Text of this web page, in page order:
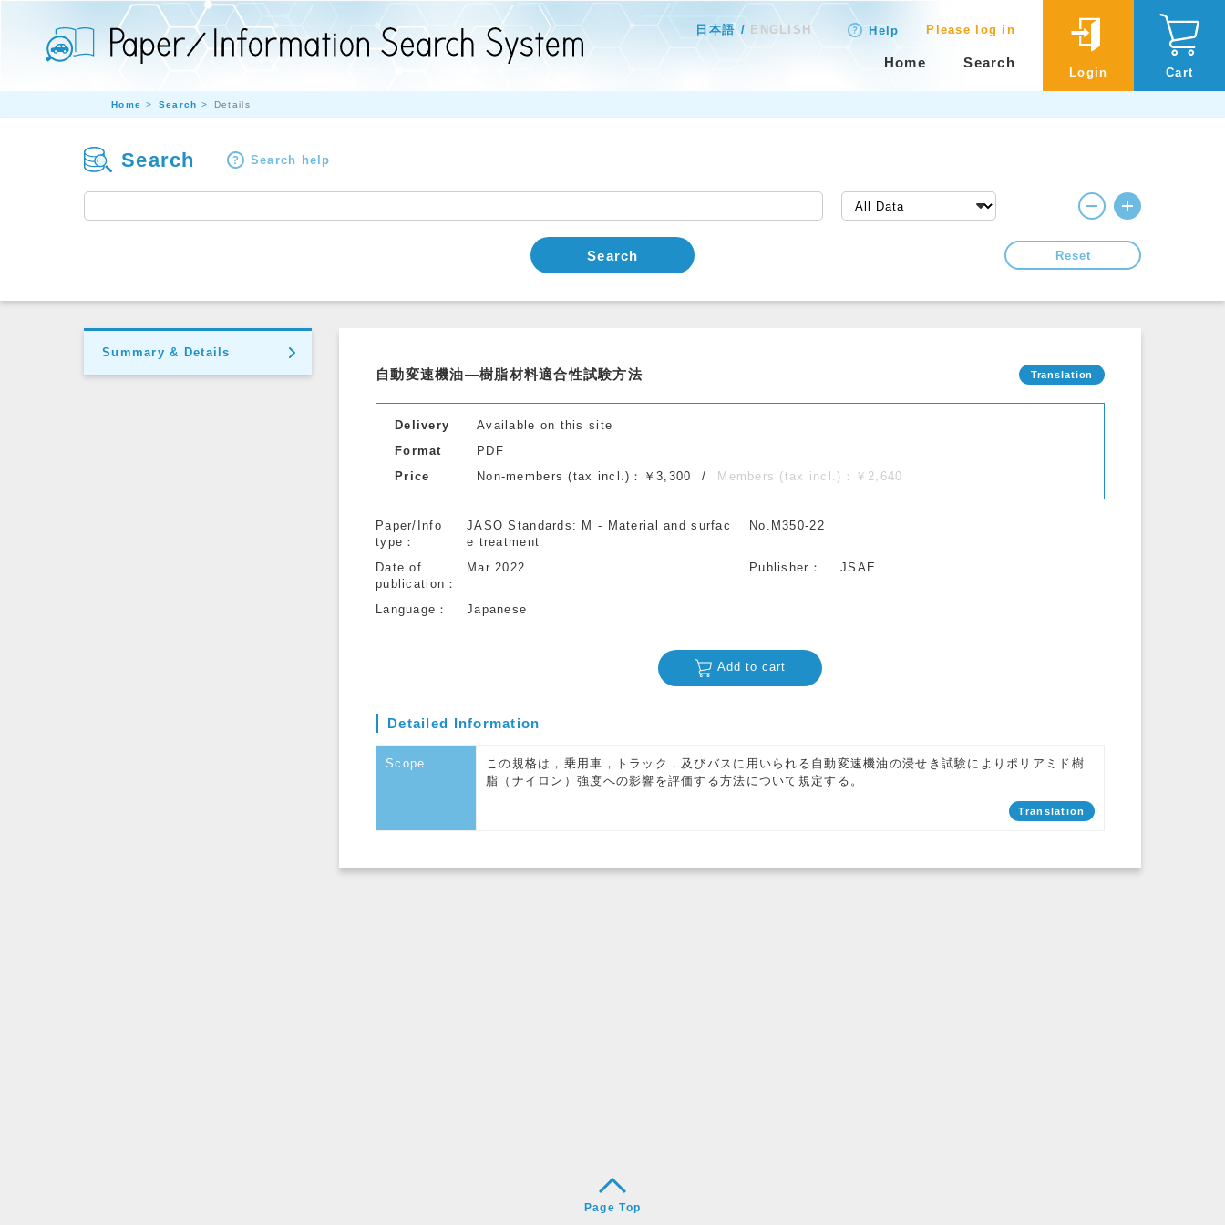
日本語 ENGLISH Help Please log in
Home Search
Login Cart
Home Search Details
Search Search help
Search Reset
Summary & Details
自動変速機油―樹脂材料適合性試験方法
Delivery
Available on this site
Format
PDF
Price
Non-members (tax incl.)：￥3,300 Members (tax incl.)：￥2,640
Paper/Info
type
JASO Standards: M - Material and surfac
e treatment
No.M350-22
Date of
publication
Mar 2022 Publisher JSAE
Language Japanese
Add to cart
Detailed Information
Scope
この規格は，乗用車，トラック，及びバスに用いられる自動変速機油の浸せき試験によりポリアミド樹
脂（ナイロン）強度への影響を評価する方法について規定する。
Translation
Page Top